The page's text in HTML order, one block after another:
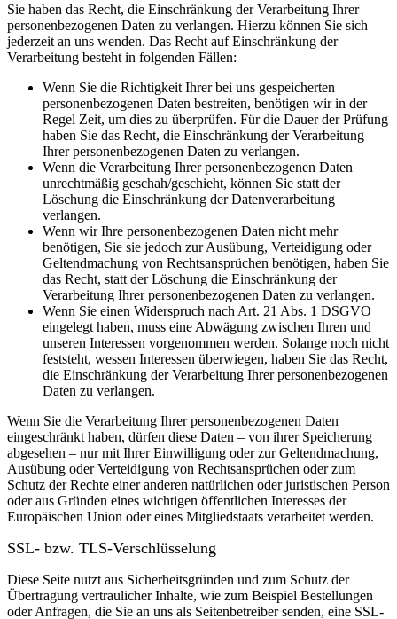
Sie haben das Recht, die Einschränkung der Verarbeitung Ihrer
personenbezogenen Daten zu verlangen. Hierzu können Sie sich
jederzeit an uns wenden. Das Recht auf Einschränkung der
Verarbeitung besteht in folgenden Fällen:
Wenn Sie die Richtigkeit Ihrer bei uns gespeicherten
personenbezogenen Daten bestreiten, benötigen wir in der
Regel Zeit, um dies zu überprüfen. Für die Dauer der Prüfung
haben Sie das Recht, die Einschränkung der Verarbeitung
Ihrer personenbezogenen Daten zu verlangen.
Wenn die Verarbeitung Ihrer personenbezogenen Daten
unrechtmäßig geschah/geschieht, können Sie statt der
Löschung die Einschränkung der Datenverarbeitung
verlangen.
Wenn wir Ihre personenbezogenen Daten nicht mehr
benötigen, Sie sie jedoch zur Ausübung, Verteidigung oder
Geltendmachung von Rechtsansprüchen benötigen, haben Sie
das Recht, statt der Löschung die Einschränkung der
Verarbeitung Ihrer personenbezogenen Daten zu verlangen.
Wenn Sie einen Widerspruch nach Art. 21 Abs. 1 DSGVO
eingelegt haben, muss eine Abwägung zwischen Ihren und
unseren Interessen vorgenommen werden. Solange noch nicht
feststeht, wessen Interessen überwiegen, haben Sie das Recht,
die Einschränkung der Verarbeitung Ihrer personenbezogenen
Daten zu verlangen.
Wenn Sie die Verarbeitung Ihrer personenbezogenen Daten
eingeschränkt haben, dürfen diese Daten – von ihrer Speicherung
abgesehen – nur mit Ihrer Einwilligung oder zur Geltendmachung,
Ausübung oder Verteidigung von Rechtsansprüchen oder zum
Schutz der Rechte einer anderen natürlichen oder juristischen Person
oder aus Gründen eines wichtigen öffentlichen Interesses der
Europäischen Union oder eines Mitgliedstaats verarbeitet werden.
SSL- bzw. TLS-Verschlüsselung
Diese Seite nutzt aus Sicherheitsgründen und zum Schutz der
Übertragung vertraulicher Inhalte, wie zum Beispiel Bestellungen
oder Anfragen, die Sie an uns als Seitenbetreiber senden, eine SSL-